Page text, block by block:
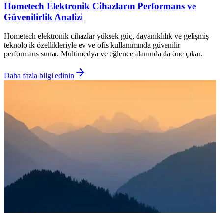
Hometech Elektronik Cihazların Performans ve
Güvenilirlik Analizi
Hometech elektronik cihazlar yüksek güç, dayanıklılık ve gelişmiş
teknolojik özellikleriyle ev ve ofis kullanımında güvenilir
performans sunar. Multimedya ve eğlence alanında da öne çıkar.
Daha fazla bilgi edinin